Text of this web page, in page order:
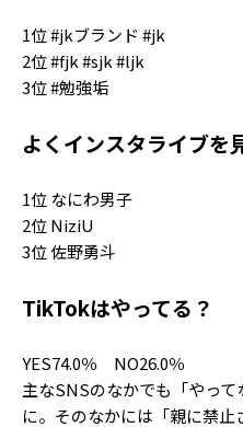
1位 #jkブランド #jk
2位 #fjk #sjk #ljk
3位 #勉強垢
よくインスタライブを
1位 なにわ男子
2位 NiziU
3位 佐野勇斗
TikTokはやってる？
YES74.0％ NO26.0％
主なSNSのなかでも「やっ
に。そのなかには「親に禁止